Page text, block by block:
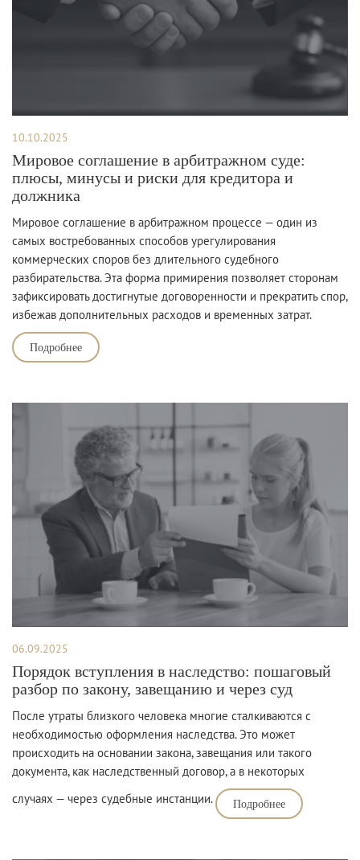
10.10.2025
Мировое соглашение в арбитражном суде:
плюсы, минусы и риски для кредитора и
должника
Мировое соглашение в арбитражном процессе — один из
самых востребованных способов урегулирования
коммерческих споров без длительного судебного
разбирательства. Эта форма примирения позволяет сторонам
зафиксировать достигнутые договоренности и прекратить спор,
избежав дополнительных расходов и временных затрат.
Подробнее
06.09.2025
Порядок вступления в наследство: пошаговый
разбор по закону, завещанию и через суд
После утраты близкого человека многие сталкиваются с
необходимостью оформления наследства. Это может
происходить на основании закона, завещания или такого
документа, как наследственный договор, а в некоторых
случаях — через судебные инстанции.
Подробнее